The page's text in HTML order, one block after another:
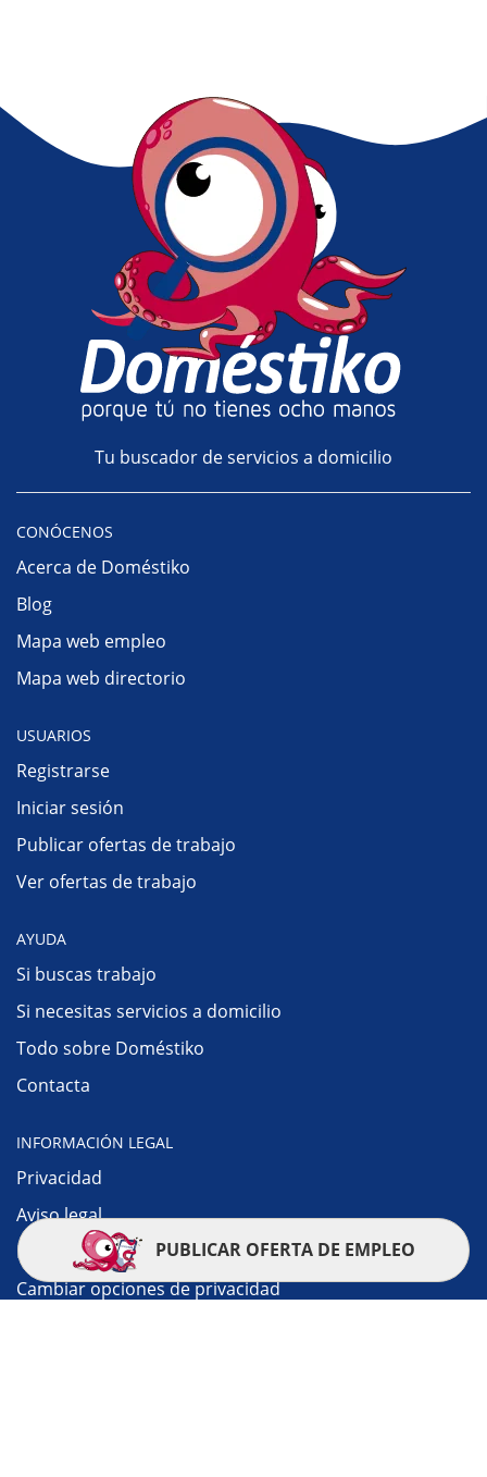
Tu buscador de servicios a domicilio
CONÓCENOS
Acerca de Doméstiko
Blog
Mapa web empleo
Mapa web directorio
USUARIOS
Registrarse
Iniciar sesión
Publicar ofertas de trabajo
Ver ofertas de trabajo
AYUDA
Si buscas trabajo
Si necesitas servicios a domicilio
Todo sobre Doméstiko
Contacta
INFORMACIÓN LEGAL
Privacidad
Aviso legal
Política de cookies
Cambiar opciones de privacidad
PUBLICAR OFERTA DE EMPLEO